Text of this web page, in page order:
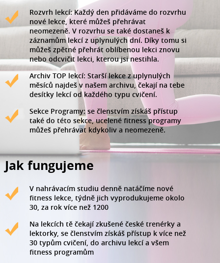
Rozvrh lekcí: Každý den přidáváme do rozvrhu
nové lekce, které můžeš přehrávat
neomezeně. V rozvrhu se také dostaneš k
záznamům lekcí z uplynulých dní. Díky tomu si
můžeš zpětné přehrát oblíbenou lekci znovu
nebo odcvičit lekci, kterou jsi nestihla.
Archiv TOP lekcí: Starší lekce z uplynulých
měsíců najdeš v našem archivu, čekají na tebe
desítky lekcí od každého typu cvičení.
Sekce Programy: se členstvím získáš přístup
také do této sekce, ucelené fitness programy
můžeš přehrávat kdykoliv a neomezeně.
Jak fungujeme
V nahrávacím studiu denně natáčíme nové
fitness lekce, týdně jich vyprodukujeme okolo
30, za rok více než 1200
Na lekcích tě čekají zkušené české trenérky a
lektorky, se členstvím získáš přístup k více než
30 typům cvičení, do archivu lekcí a všem
fitness programům